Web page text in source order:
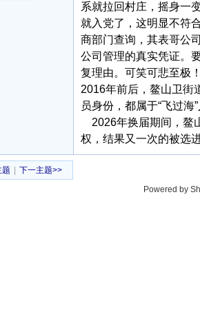
系就拉回村庄，摇身一
就入党了，这明显不符
商部门查询，其表哥公
公司管理的真实凭证。
复理由。可笑可悲至极！
2016年前后，鳌山卫街
员身份，都属于“飞过
2026年换届期间，鳌
权，结果又一次的被选
题 下一主题>>
Powered by